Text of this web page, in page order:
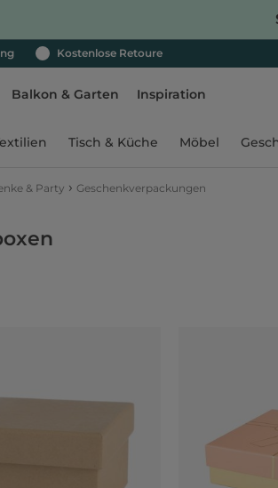
Kostenlose Retoure
Balkon & Garten Inspiration
Tisch & Küche Möbel
& Party › Geschenkverpackungen